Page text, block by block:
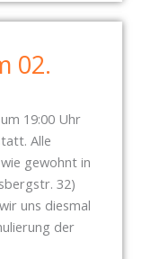
02.
19:00 Uhr
Alle
gewohnt in
32)
uns diesmal
der